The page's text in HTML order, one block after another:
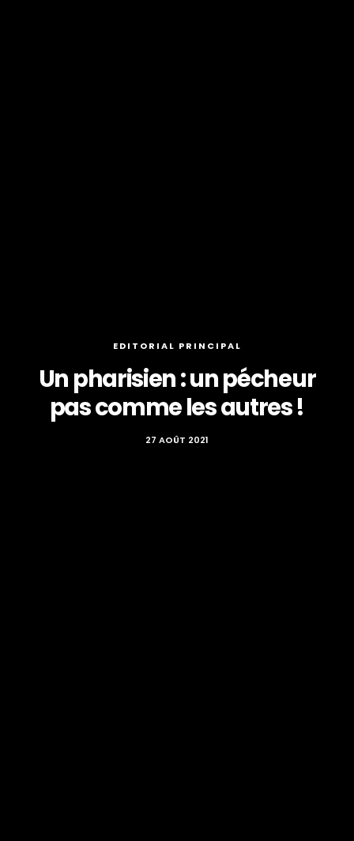
EDITORIAL PRINCIPAL
Un pharisien : un pécheur
pas comme les autres !
27 AOÛT 2021